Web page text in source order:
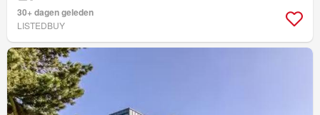
30+ dagen geleden
LISTEDBUY